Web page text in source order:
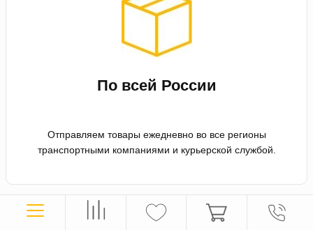
По всей России
Отправляем товары ежедневно во все регионы
транспортными компаниями и курьерской службой.
Оплата